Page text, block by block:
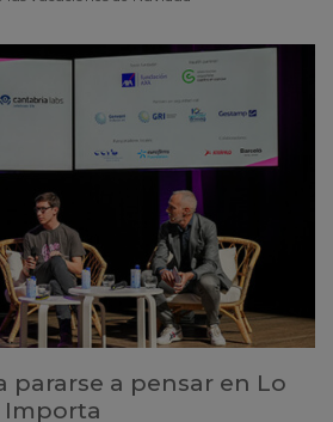
pararse a pensar en Lo
Importa